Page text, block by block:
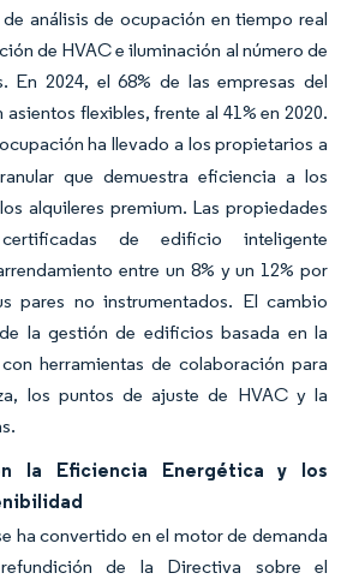
análisis de ocupación en tiempo real
de HVAC e iluminación al número de
En 2024, el 68% de las empresas del
flexibles, frente al 41% en 2020.
ha llevado a los propietarios a
que demuestra eficiencia a los
alquileres premium. Las propiedades
de edificio inteligente
entre un 8% y un 12% por
pares no instrumentados. El cambio
la gestión de edificios basada en la
herramientas de colaboración para
los puntos de ajuste de HVAC y la
la Eficiencia Energética y los
ha convertido en el motor de demanda
de la Directiva sobre el